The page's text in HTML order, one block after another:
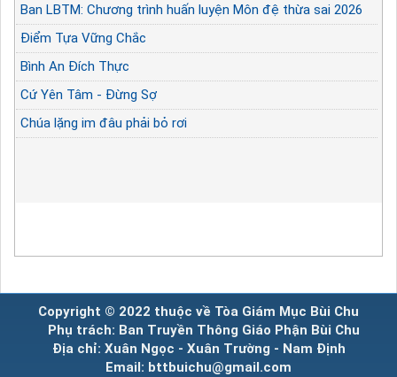
Ban LBTM: Chương trình huấn luyện Môn đệ thừa sai 2026
Điểm Tựa Vững Chắc
Bình An Đích Thực
Cứ Yên Tâm - Đừng Sợ
Chúa lặng im đâu phải bỏ rơi
Copyright © 2022 thuộc về Tòa Giám Mục Bùi Chu
Phụ trách: Ban Truyền Thông Giáo Phận Bùi Chu
Địa chỉ: Xuân Ngọc - Xuân Trường - Nam Định
Email: bttbuichu@gmail.com